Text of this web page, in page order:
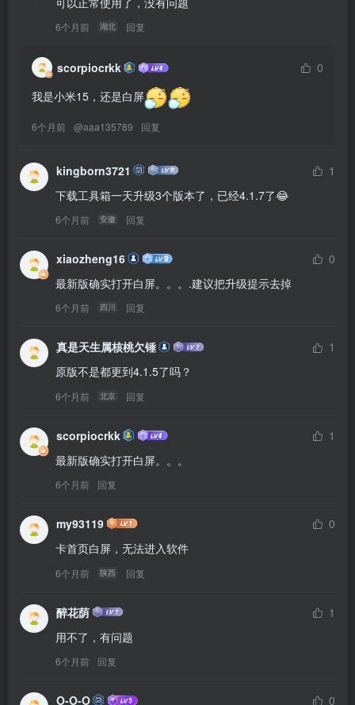
6个月前 湖北 回复
scorpiocrkk
0
我是小米15，还是白屏
6个月前 @aaa135789 回复
kingborn3721
1
下载工具箱一天升级3个版本了，已经4.1.7了😂
6个月前 安徽 回复
xiaozheng16
0
最新版确实打开白屏。。。.建议把升级提示去掉
6个月前 四川 回复
真是天生属核桃欠锤
1
原版不是都更到4.1.5了吗？
6个月前 北京 回复
scorpiocrkk
1
最新版确实打开白屏。。。
6个月前 回复
my93119
0
卡首页白屏，无法进入软件
6个月前 陕西 回复
醉花荫
1
用不了，有问题
6个月前 回复
O-O-O 0